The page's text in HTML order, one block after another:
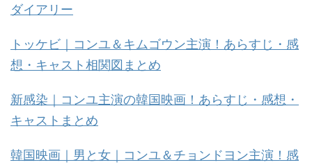
ダイアリー
トッケビ｜コンユ＆キムゴウン主演！あらすじ・感
想・キャスト相関図まとめ
新感染｜コンユ主演の韓国映画！あらすじ・感想・
キャストまとめ
韓国映画｜男と女｜コンユ＆チョンドヨン主演！感